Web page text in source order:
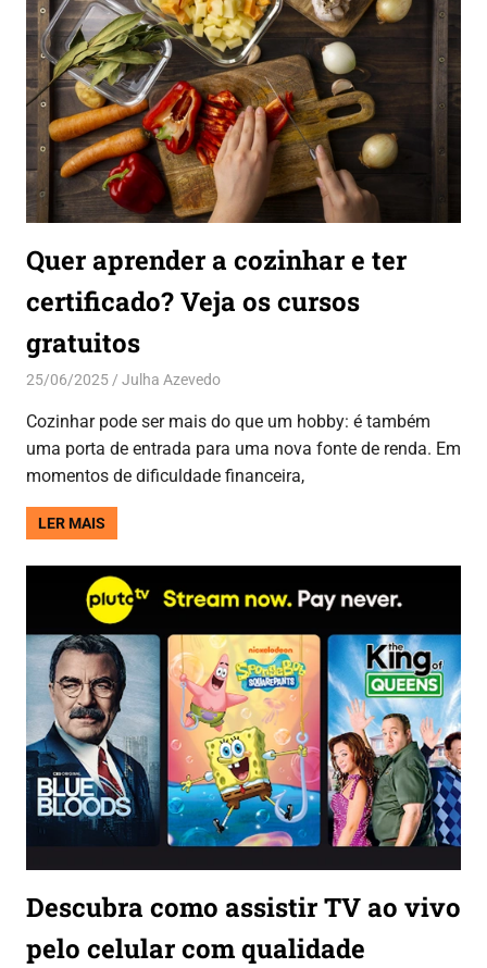
Quer aprender a cozinhar e ter
certificado? Veja os cursos
gratuitos
25/06/2025 Julha AzevedoDicas
Cozinhar pode ser mais do que um hobby: é também
uma porta de entrada para uma nova fonte de renda. Em
momentos de dificuldade financeira,
LER MAIS
Descubra como assistir TV ao vivo
pelo celular com qualidade